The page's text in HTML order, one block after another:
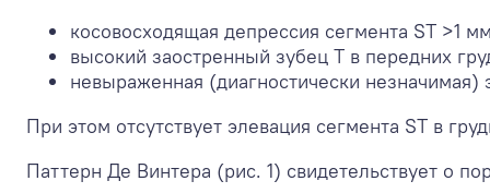
косовосходящая депрессия сегмента ST >1
высокий заостренный зубец Т в передних
невыраженная (диагностически
При этом отсутствует элевация сегмента ST в
Паттерн Де Винтера (рис. 1) свидетельствует о